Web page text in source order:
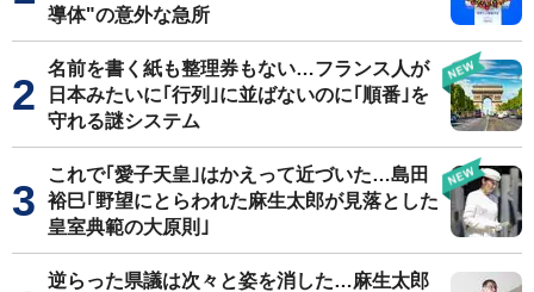
導体"の意外な急所
名前を書く紙も整理券もない…フランス人が
日本みたいに｢行列｣に並ばないのに｢順番｣を
守れる謎システム
これで｢愛子天皇｣はかえって近づいた…島田
裕巳｢野望にとらわれた麻生太郎が見落とした
皇室典範の大原則｣
逆らった県議は次々と姿を消した…麻生太郎